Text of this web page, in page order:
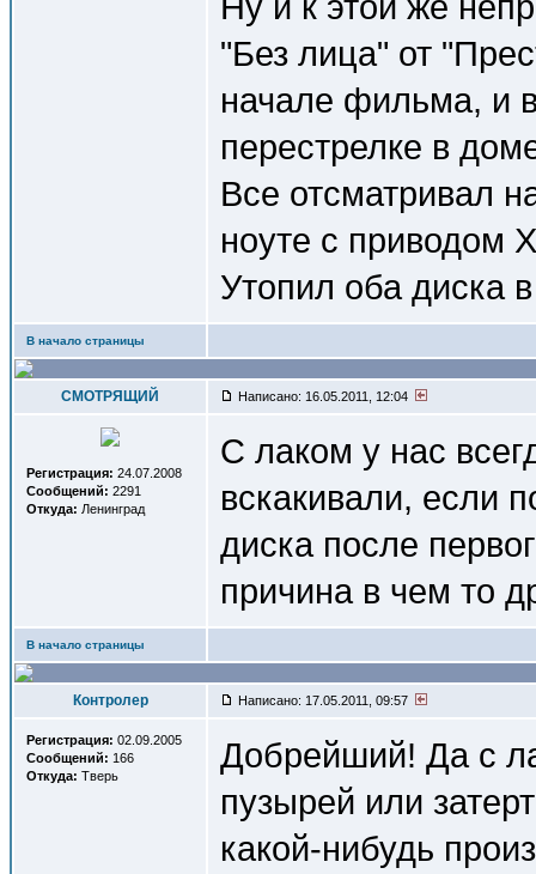
"Без лица" от
начале фильма, и
перестрелке в
Все отсматривал
ноуте с приводом
Утопил оба диска
В начало страницы
СМОТРЯЩИЙ Написано: 16.05.2011, 12:04
Регистрация: 24.07.2008
Сообщений: 2291
Откуда: Ленинград
С лаком у нас
вскакивали, если
диска после
причина в чем то
В начало страницы
Контролер Написано: 17.05.2011, 09:57
Регистрация: 02.09.2005
Сообщений: 166
Откуда: Тверь
Добрейший! Да с
пузырей или
какой-нибудь